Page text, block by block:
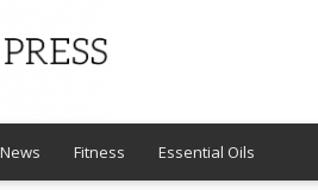
Fitness Essential Oils